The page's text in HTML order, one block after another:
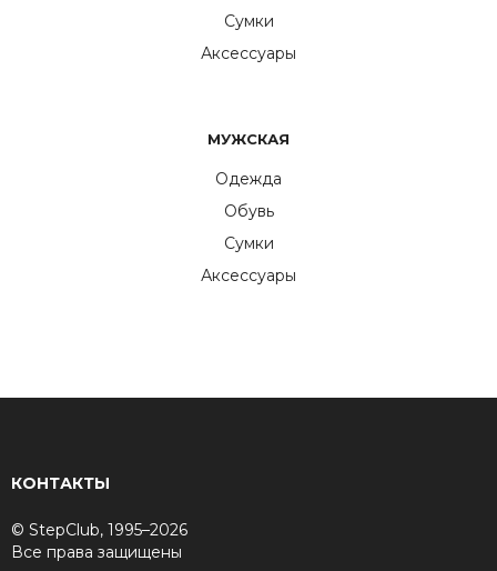
Сумки
Аксессуары
МУЖСКАЯ
Одежда
Обувь
Сумки
Аксессуары
КОНТАКТЫ
© StepClub, 1995–2026
Все права защищены